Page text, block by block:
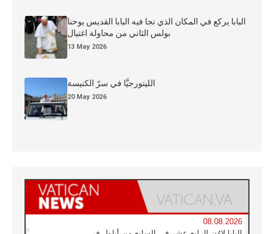
البابا يركع في المكان الذي نجا فيه البابا القديس يوحنا
بولس الثاني من محاولة اغتيال
13 May 2026
الليتورجيَّا في سرّ الكنيسة
20 May 2026
08.08.2026